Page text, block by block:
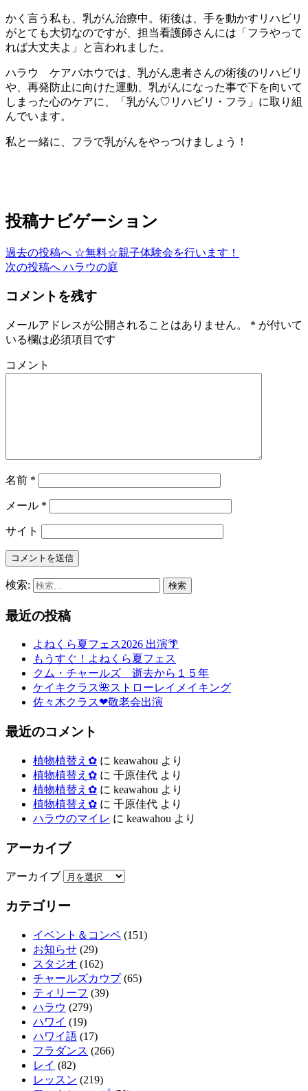
かく言う私も、乳がん治療中。術後は、手を動かすリハビリ
がとても大切なのですが、担当看護師さんには「フラやって
れば大丈夫よ」と言われました。
ハラウ ケアバホウでは、乳がん患者さんの術後のリハビリ
や、再発防止に向けた運動、乳がんになった事で下を向いて
しまった心のケアに、「乳がん♡リハビリ・フラ」に取り組
んでいます。
私と一緒に、フラで乳がんをやっつけましょう！
投稿ナビゲーション
過去の投稿へ ☆無料☆親子体験会を行います！
次の投稿へ ハラウの庭
コメントを残す
メールアドレスが公開されることはありません。 * が付いて
いる欄は必須項目です
コメント
名前 *
メール *
サイト
検索:
最近の投稿
よねくら夏フェス2026 出演🌴
もうすぐ！よねくら夏フェス
クム・チャールズ 逝去から１５年
ケイキクラス🌺ストローレイメイキング
佐々木クラス❤敬老会出演
最近のコメント
植物植替え✿ に keawahou より
植物植替え✿ に 千原佳代 より
植物植替え✿ に keawahou より
植物植替え✿ に 千原佳代 より
ハラウのマイレ に keawahou より
アーカイブ
アーカイブ
カテゴリー
イベント＆コンペ (151)
お知らせ (29)
スタジオ (162)
チャールズカウプ(65)
ティリーフ (39)
ハラウ (279)
ハワイ (19)
ハワイ語 (17)
フラダンス (266)
レイ (82)
レッスン (219)